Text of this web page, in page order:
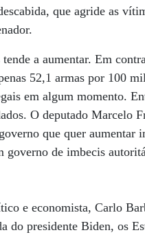
que agride as
a aumentar. Em
52,1 armas por 100
em algum momento.
O deputado Marcelo
que quer aumentar
governo de imbecis
e economista, Carlo
do presidente Biden, os